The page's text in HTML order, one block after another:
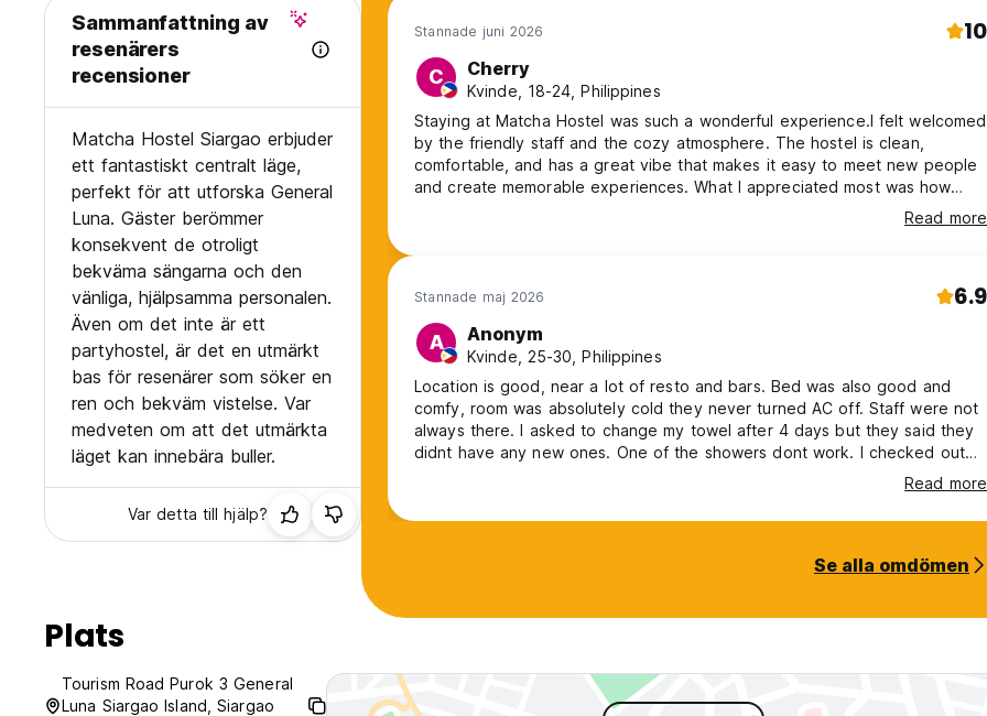
Sammanfattning av
resenärers
recensioner
Matcha Hostel Siargao erbjuder
ett fantastiskt centralt läge,
perfekt för att utforska General
Luna. Gäster berömmer
konsekvent de otroligt
bekväma sängarna och den
vänliga, hjälpsamma personalen.
Även om det inte är ett
partyhostel, är det en utmärkt
bas för resenärer som söker en
ren och bekväm vistelse. Var
medveten om att det utmärkta
läget kan innebära buller.
Var detta till hjälp?
Stannade juni 2026 10
C Cherry
Kvinde, 18-24, Philippines
Staying at Matcha Hostel was such a wonderful experience.I felt welcomed
by the friendly staff and the cozy atmosphere. The hostel is clean,
comfortable, and has a great vibe that makes it easy to meet new people
and create memorable experiences. What I appreciated most was how
kind and accommodating everyone was throughout my stay. The location
is also convenient, making it easy to explore the island while still having a
Read more
Stannade maj 2026 6.9
A Anonym
Kvinde, 25-30, Philippines
Location is good, near a lot of resto and bars. Bed was also good and
comfy, room was absolutely cold they never turned AC off. Staff were not
always there. I asked to change my towel after 4 days but they said they
didnt have any new ones. One of the showers dont work. I checked out
early cuz they put me in a room with 7 people who all came together &
they spoke so loudly at night. One couple was doing the deed on the top
bunk🤢tried to tell the staff but they just shrugged.
Read more
Se alla omdömen
Plats
Tourism Road Purok 3 General
Luna Siargao Island, Siargao